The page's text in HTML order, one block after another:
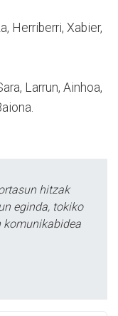
Herriberri, Xabier,
Larrun, Ainhoa,
hitzak
eginda, tokiko
komunikabidea